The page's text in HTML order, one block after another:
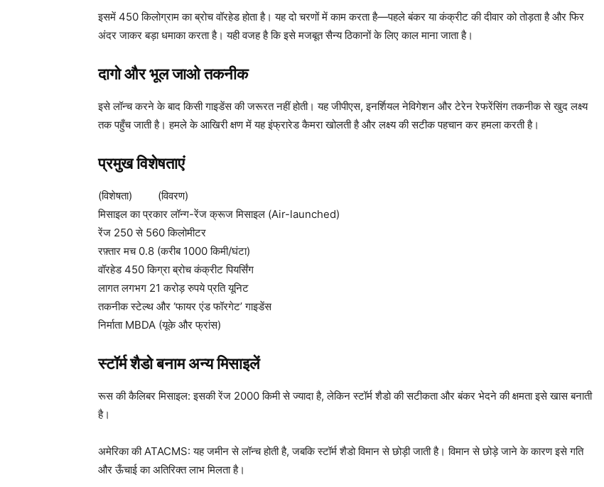
इसमें 450 किलोग्राम का ब्रोच वॉरहेड होता है। यह दो चरणों में काम करता है—पहले बंकर या कंक्रीट की दीवार को तोड़ता है और फिर
अंदर जाकर बड़ा धमाका करता है। यही वजह है कि इसे मजबूत सैन्य ठिकानों के लिए काल माना जाता है।
दागो और भूल जाओ तकनीक
इसे लॉन्च करने के बाद किसी गाइडेंस की जरूरत नहीं होती। यह जीपीएस, इनर्शियल नेविगेशन और टेरेन रेफरेंसिंग तकनीक से खुद लक्ष्य
तक पहुँच जाती है। हमले के आखिरी क्षण में यह इंफ्रारेड कैमरा खोलती है और लक्ष्य की सटीक पहचान कर हमला करती है।
प्रमुख विशेषताएं
(विशेषता) (विवरण)
मिसाइल का प्रकार लॉन्ग-रेंज क्रूज मिसाइल (Air-launched)
रेंज 250 से 560 किलोमीटर
रफ़्तार मच 0.8 (करीब 1000 किमी/घंटा)
वॉरहेड 450 किग्रा ब्रोच कंक्रीट पियर्सिंग
लागत लगभग 21 करोड़ रुपये प्रति यूनिट
तकनीक स्टेल्थ और ‘फायर एंड फॉरगेट’ गाइडेंस
निर्माता MBDA (यूके और फ्रांस)
स्टॉर्म शैडो बनाम अन्य मिसाइलें
रूस की कैलिबर मिसाइल: इसकी रेंज 2000 किमी से ज्यादा है, लेकिन स्टॉर्म शैडो की सटीकता और बंकर भेदने की क्षमता इसे खास बनाती
है।
अमेरिका की ATACMS: यह जमीन से लॉन्च होती है, जबकि स्टॉर्म शैडो विमान से छोड़ी जाती है। विमान से छोड़े जाने के कारण इसे गति
और ऊँचाई का अतिरिक्त लाभ मिलता है।